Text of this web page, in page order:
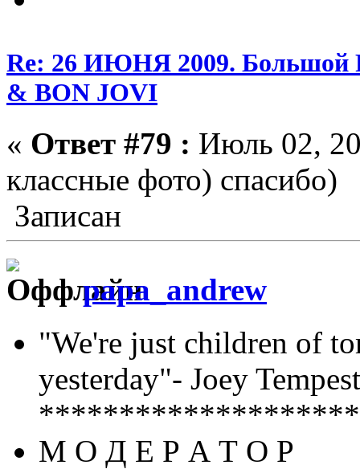
Re: 26 ИЮНЯ 2009. Большой
& BON JOVI
« Ответ #79 : Июль 02,
классные фото) спасибо)
Записан
papa_andrew
"We're just children of
yesterday"- Joey
М О Д Е Р А Т О Р